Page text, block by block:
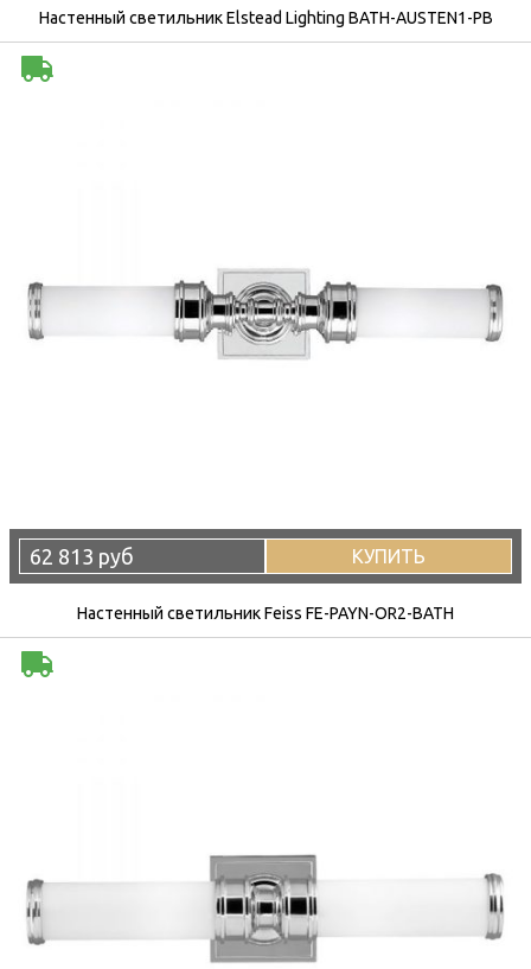
Настенный светильник Elstead Lighting BATH-AUSTEN1-PB
62 813 руб КУПИТЬ
Настенный светильник Feiss FE-PAYN-OR2-BATH